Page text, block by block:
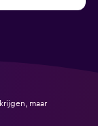
maar